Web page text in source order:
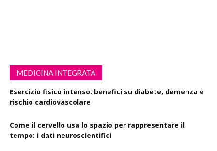
MEDICINA INTEGRATA
Esercizio fisico intenso: benefici su diabete, demenza e
rischio cardiovascolare
Come il cervello usa lo spazio per rappresentare il
tempo: i dati neuroscientifici